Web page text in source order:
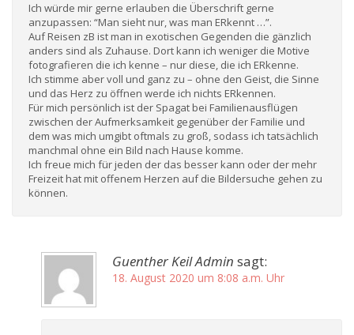
Ich würde mir gerne erlauben die Überschrift gerne
anzupassen: “Man sieht nur, was man ERkennt …”.
Auf Reisen zB ist man in exotischen Gegenden die gänzlich
anders sind als Zuhause. Dort kann ich weniger die Motive
fotografieren die ich kenne – nur diese, die ich ERkenne.
Ich stimme aber voll und ganz zu – ohne den Geist, die Sinne
und das Herz zu öffnen werde ich nichts ERkennen.
Für mich persönlich ist der Spagat bei Familienausflügen
zwischen der Aufmerksamkeit gegenüber der Familie und
dem was mich umgibt oftmals zu groß, sodass ich tatsächlich
manchmal ohne ein Bild nach Hause komme.
Ich freue mich für jeden der das besser kann oder der mehr
Freizeit hat mit offenem Herzen auf die Bildersuche gehen zu
können.
Guenther Keil Admin sagt:
18. August 2020 um 8:08 a.m. Uhr